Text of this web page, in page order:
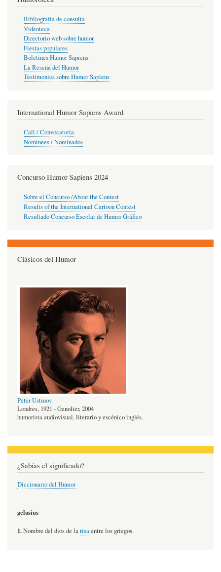
Bibliografía de consulta
Videoteca
Directorio web sobre humor
Fiestas populares
Boletines Humor Sapiens
La Reseña del Humor
Testimonios sobre Humor Sapiens
International Humor Sapiens Award
Call / Convocatoria
Nominees / Nominados
Concurso Humor Sapiens 2024
Sobre el Concurso /About the Contest
Results of the International Cartoon Contest
Resultado Concurso Escolar de Humor Gráfico
Clásicos del Humor
Peter Ustinov
Londres, 1921 - Genolier, 2004
humorista audiovisual, literario y escénico inglés.
¿Sabías el significado?
Diccionario del Humor
gelasius
1.Nombre del dios de larisaentre los griegos.